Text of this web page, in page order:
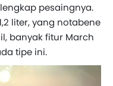
pesaingnya.
liter, yang notabene
banyak fitur March
tipe ini.